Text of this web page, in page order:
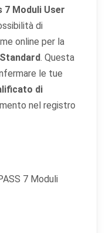
7 Moduli User
di
online per la
. Questa
le tue
di
nel registro
7 Moduli